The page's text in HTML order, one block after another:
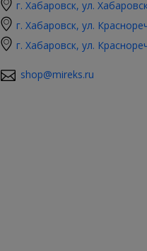
г. Хабаровск, ул.
г. Хабаровск, ул.
г. Хабаровск, ул.
shop@mireks.ru